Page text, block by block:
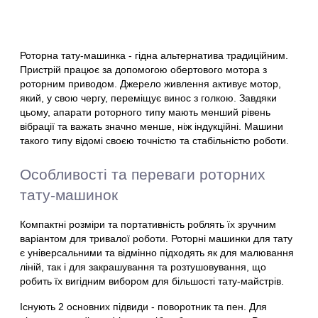
Роторна тату-машинка - гідна альтернатива традиційним.
Пристрій працює за допомогою обертового мотора з
роторним приводом. Джерело живлення активує мотор,
який, у свою чергу, переміщує винос з голкою. Завдяки
цьому, апарати роторного типу мають менший рівень
вібрації та важать значно менше, ніж індукційні. Машини
такого типу відомі своєю точністю та стабільністю роботи.
Особливості та переваги роторних
тату-машинок
Компактні розміри та портативність роблять їх зручним
варіантом для тривалої роботи. Роторні машинки для тату
є універсальними та відмінно підходять як для малювання
ліній, так і для закрашування та розтушовування, що
робить їх вигідним вибором для більшості тату-майстрів.
Існують 2 основних підвиди - поворотник та пен. Для